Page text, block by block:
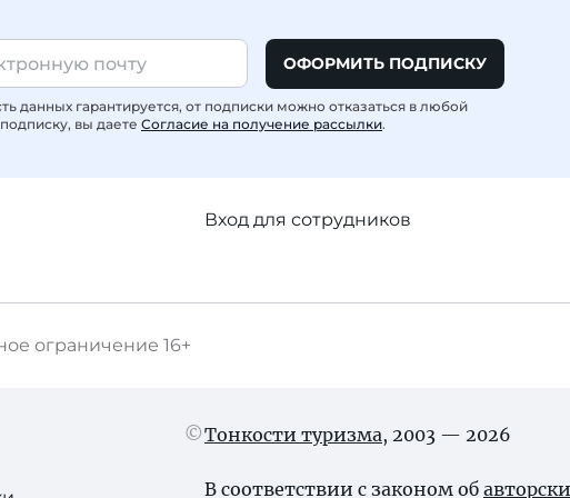
ОФОРМИТЬ ПОДПИСКУ
данных гарантируется, от подписки можно отказаться в любой
вы даете Согласие на получение рассылки.
Вход для сотрудников
ограничение 16+
Тонкости туризма, 2003 — 2026
В соответствии с законом об